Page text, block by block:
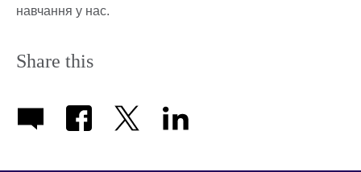
навчання у нас.
Share this